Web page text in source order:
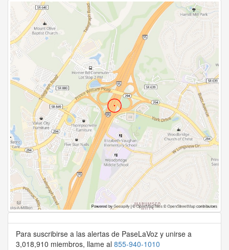
Para suscribirse a las alertas de PaseLaVoz y unirse a
3,018,910 miembros, llame al 855-940-1010